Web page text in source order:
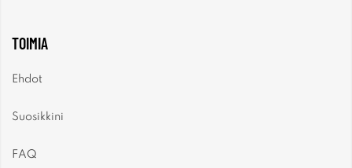
TOIMIA
Ehdot
Suosikkini
FAQ